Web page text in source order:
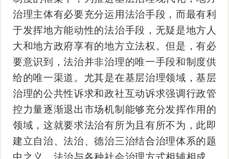
治理主体有必要充分运用法治手段，而最有利
于发挥地方能动性的法治手段，无疑是地方人
大和地方政府享有的地方立法权。但是，有必
要意识到，法治并非治理的唯一手段和制度供
给的唯一渠道。尤其是在基层治理领域，基层
治理的公共性诉求和政社互动诉求强调行政管
控力量逐渐退出市场机制能够充分发挥作用的
领域，这就要求法治有所为且有所不为，此即
建立自治、法治、德治三治结合治理体系的题
中之义。法治与各种社会治理方式相辅相成，